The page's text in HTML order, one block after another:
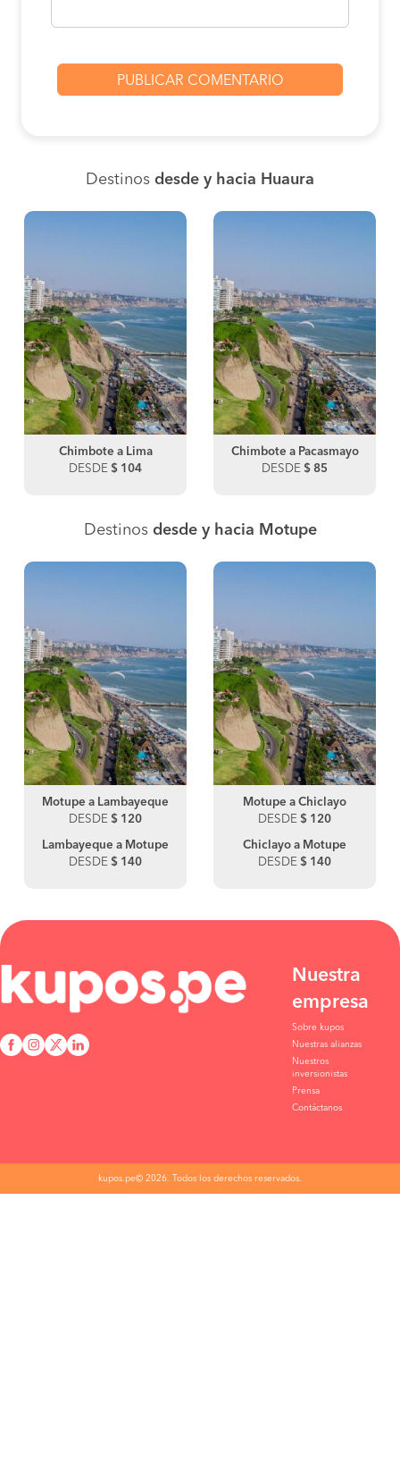
Destinos desde y hacia Huaura
Chimbote a Lima
DESDE $ 104
Chimbote a Pacasmayo
DESDE $ 85
Destinos desde y hacia Motupe
Motupe a Lambayeque
DESDE $ 120
Lambayeque a Motupe
DESDE $ 140
Motupe a Chiclayo
DESDE $ 120
Chiclayo a Motupe
DESDE $ 140
Nuestra
empresa
Sobre kupos
Nuestras alianzas
Nuestros
inversionistas
Prensa
Contáctanos
kupos.pe© 2026. Todos los derechos reservados.